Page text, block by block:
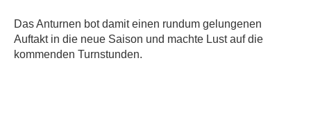
Das Anturnen bot damit einen rundum gelungenen
Auftakt in die neue Saison und machte Lust auf die
kommenden Turnstunden.